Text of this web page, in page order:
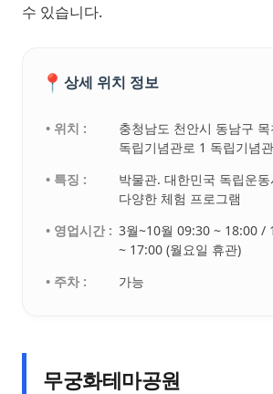
수 있습니다.
📍 상세 위치 정보
• 위치 :
충청남도 천안시 동남구 목
독립기념관로 1 독립기념관
• 특징 :
박물관. 대한민국 독립운
다양한 체험 프로그램
• 영업시간 : 3월~10월 09:30 ~ 18:00 /
~ 17:00 (월요일 휴관)
• 주차 :
가능
무궁화테마공원